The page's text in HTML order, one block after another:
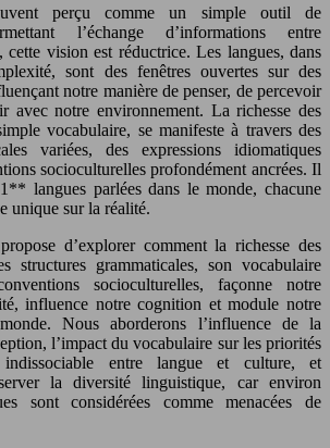
l’échange d’informations entre
cette vision est réductrice. Les langues, dans
sont des fenêtres ouvertes sur des
notre manière de penser, de percevoir
avec notre environnement. La richesse des
vocabulaire, se manifeste à travers des
variées, des expressions idiomatiques
socioculturelles profondément ancrées. Il
langues parlées dans le monde, chacune
unique sur la réalité.
d’explorer comment la richesse des
structures grammaticales, son vocabulaire
socioculturelles, façonne notre
influence notre cognition et module notre
Nous aborderons l’influence de la
l’impact du vocabulaire sur les priorités
entre langue et culture, et
la diversité linguistique, car environ
sont considérées comme menacées de